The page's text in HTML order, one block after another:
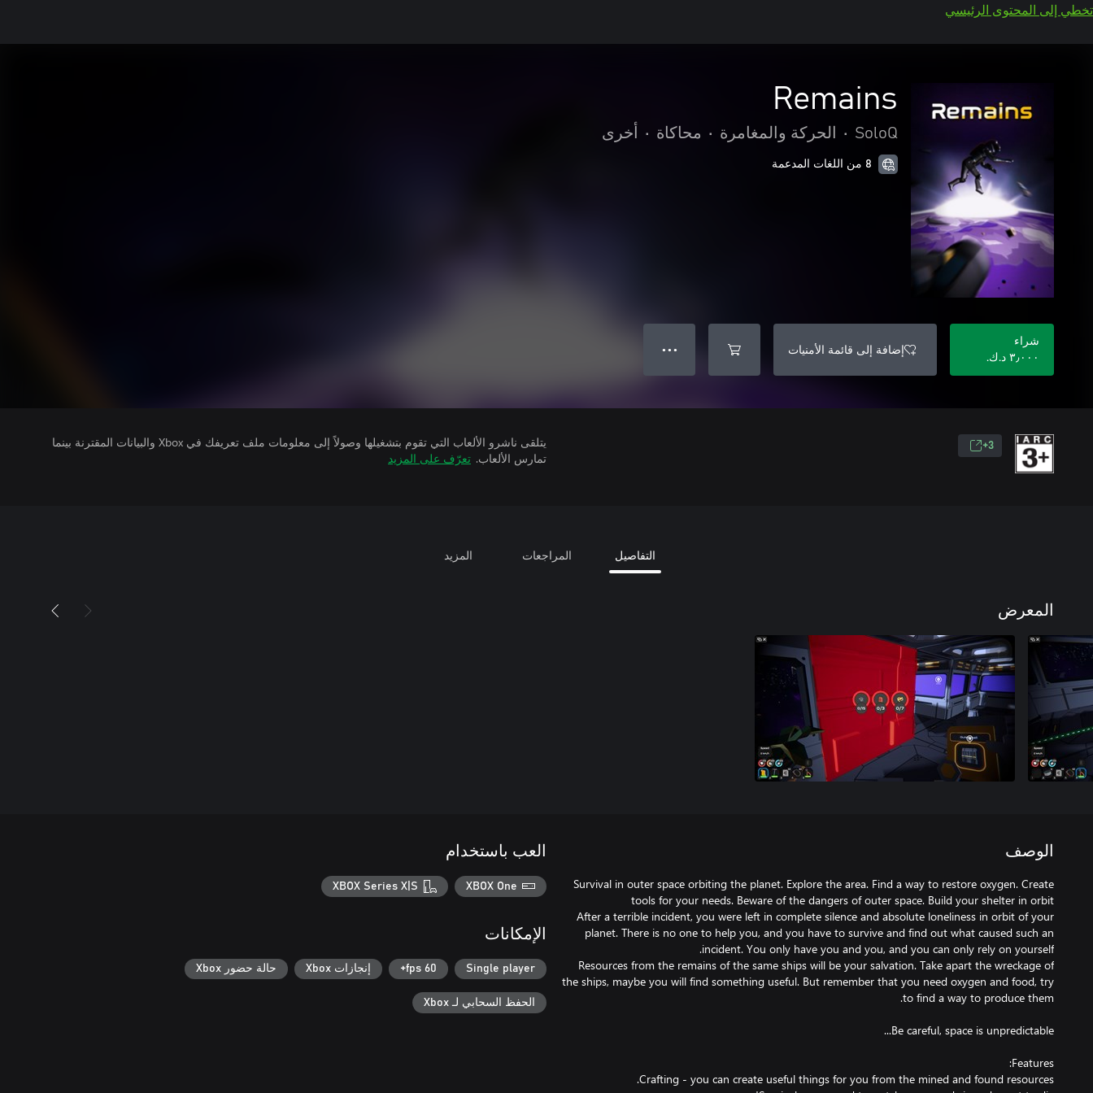
تخطي إلى المحتوى الرئيسي
Remains
SoloQ
• الحركة والمغامرة • محاكاة • أخرى
8 من اللغات المدعمة
شراء
٣٫٠٠٠ د.ك.‏
إضافة إلى قائمة الأمنيات ● ● ●
3+
يتلقى ناشرو الألعاب التي تقوم بتشغيلها وصولاً إلى معلومات ملف تعريفك في Xbox والبيانات المقترنة بينما
تمارس الألعاب. تعرّف على المزيد
التفاصيل المراجعات المزيد
المعرض
الوصف
Survival in outer space orbiting the planet. Explore the area. Find a way to restore oxygen. Create
After a terrible incident, you were left in complete silence and absolute loneliness in orbit of your
planet. There is no one to help you, and you have to survive and find out what caused such an
Resources from the remains of the same ships will be your salvation. Take apart the wreckage of
the ships, maybe you will find something useful. But remember that you need oxygen and food, try
العب باستخدام
XBOX One
XBOX Series X|S
الإمكانات
Single player
60 fps+ إنجازات Xbox حالة حضور Xbox
الحفظ السحابي لـ Xbox